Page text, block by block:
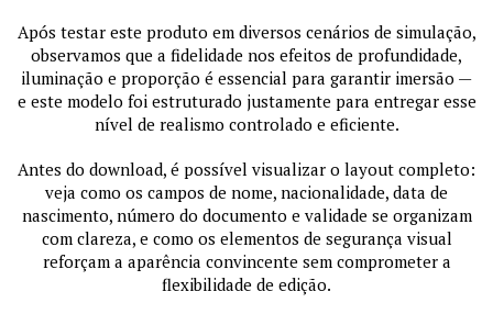
Após testar este produto em diversos cenários de simulação,
observamos que a fidelidade nos efeitos de profundidade,
iluminação e proporção é essencial para garantir imersão —
e este modelo foi estruturado justamente para entregar esse
nível de realismo controlado e eficiente.
Antes do download, é possível visualizar o layout completo:
veja como os campos de nome, nacionalidade, data de
nascimento, número do documento e validade se organizam
com clareza, e como os elementos de segurança visual
reforçam a aparência convincente sem comprometer a
flexibilidade de edição.